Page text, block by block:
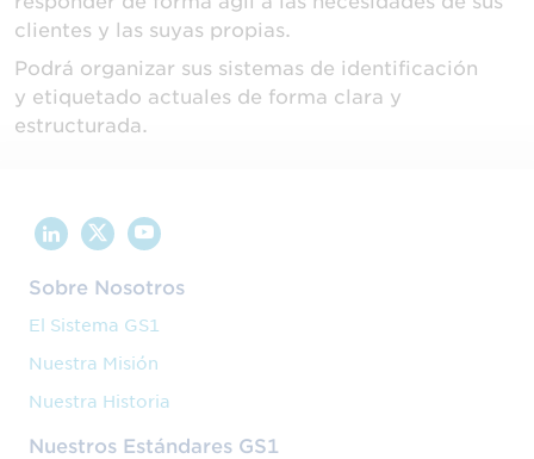
clientes y las suyas propias.
Podrá organizar sus sistemas de identificación
y etiquetado actuales de forma clara y
estructurada.
Sobre Nosotros
El Sistema GS1
Nuestra Misión
Nuestra Historia
Nuestros Estándares GS1